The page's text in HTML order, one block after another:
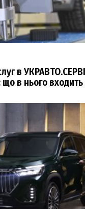
в
в нього входить